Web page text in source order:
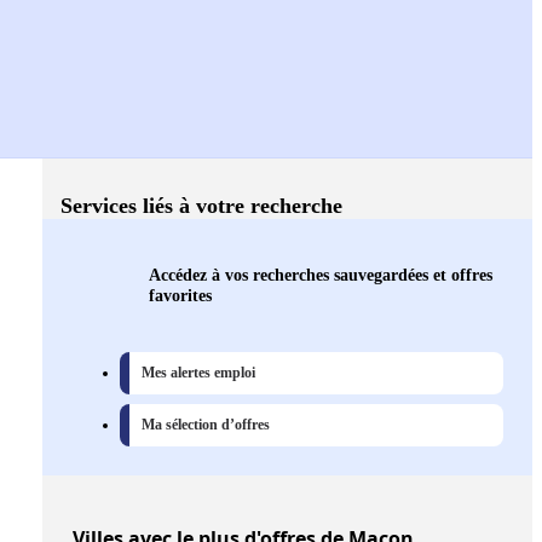
Services liés à votre recherche
Accédez à vos recherches sauvegardées et offres
favorites
Mes alertes emploi
Ma sélection d’offres